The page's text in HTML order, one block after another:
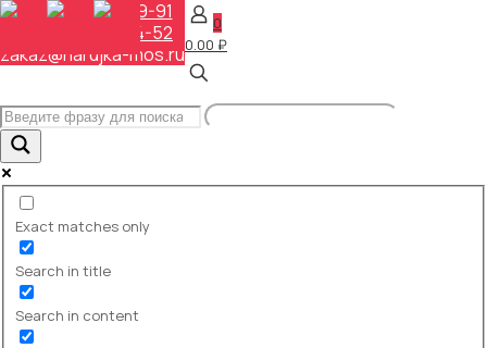
+7 (495) 648-69-91
+7 (495) 268-04-52
zakaz@narujka-mos.ru
0
0.00 ₽
Exact matches only
Search in title
Search in content
sertificat-
Федерального Агентства по